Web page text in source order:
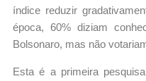
índice reduzir
época, 60% diziam
Bolsonaro, mas não
Esta é a primeira